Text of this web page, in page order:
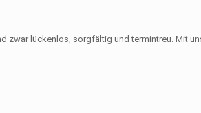
zwar lückenlos, sorgfältig und termintreu. Mit